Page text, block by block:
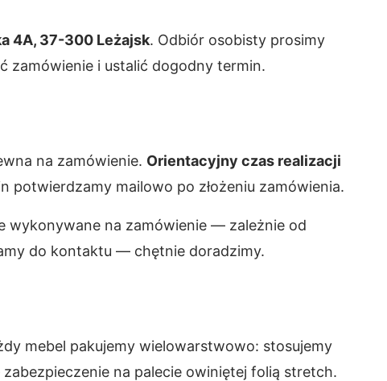
4A, 37-300 Leżajsk. Odbiór osobisty prosimy
zamówienie i ustalić dogodny termin.
na zamówienie. Orientacyjny czas realizacji
potwierdzamy mailowo po złożeniu zamówienia.
wykonywane na zamówienie — zależnie od
do kontaktu — chętnie doradzimy.
mebel pakujemy wielowarstwowo: stosujemy
na palecie owiniętej folią stretch.